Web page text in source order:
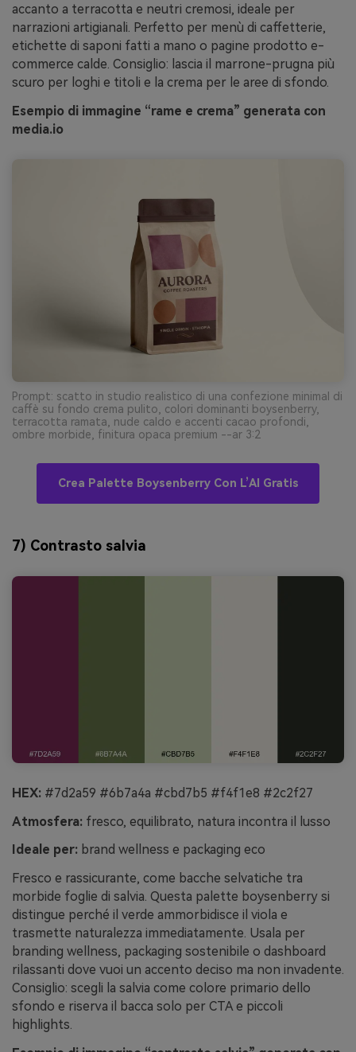
accanto a terracotta e neutri cremosi, ideale per
narrazioni artigianali. Perfetto per menù di caffetterie,
etichette di saponi fatti a mano o pagine prodotto e-
commerce calde. Consiglio: lascia il marrone-prugna più
scuro per loghi e titoli e la crema per le aree di sfondo.
Esempio di immagine “rame e crema” generata con
media.io
Prompt: scatto in studio realistico di una confezione minimal di
caffè su fondo crema pulito, colori dominanti boysenberry,
terracotta ramata, nude caldo e accenti cacao profondi,
ombre morbide, finitura opaca premium --ar 3:2
Crea Palette Boysenberry Con L’AI Gratis
7) Contrasto salvia
HEX: #7d2a59 #6b7a4a #cbd7b5 #f4f1e8 #2c2f27
Atmosfera: fresco, equilibrato, natura incontra il lusso
Ideale per: brand wellness e packaging eco
Fresco e rassicurante, come bacche selvatiche tra
morbide foglie di salvia. Questa palette boysenberry si
distingue perché il verde ammorbidisce il viola e
trasmette naturalezza immediatamente. Usala per
branding wellness, packaging sostenibile o dashboard
rilassanti dove vuoi un accento deciso ma non invadente.
Consiglio: scegli la salvia come colore primario dello
sfondo e riserva il bacca solo per CTA e piccoli
highlights.